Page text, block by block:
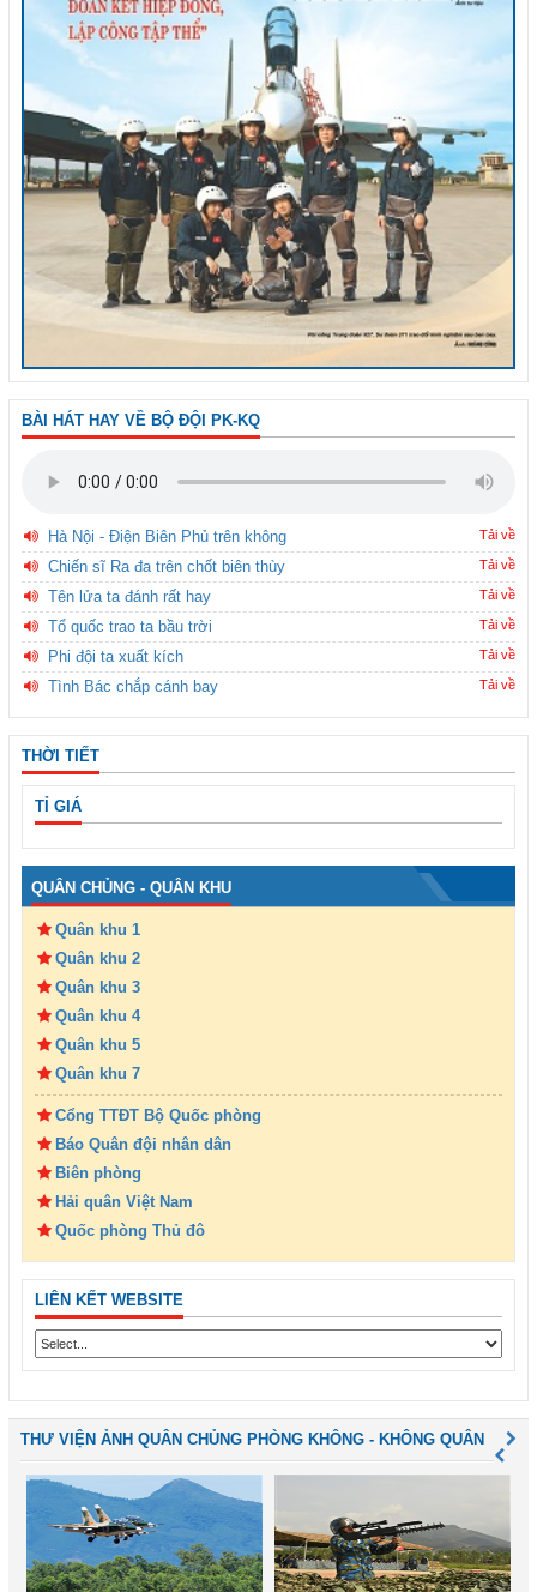
BÀI HÁT HAY VỀ BỘ ĐỘI PK-KQ
Hà Nội - Điện Biên Phủ trên không Tải về
Chiến sĩ Ra đa trên chốt biên thùy Tải về
Tên lửa ta đánh rất hay Tải về
Tổ quốc trao ta bầu trời Tải về
Phi đội ta xuất kích Tải về
Tình Bác chắp cánh bay Tải về
THỜI TIẾT
TỈ GIÁ
QUÂN CHỦNG - QUÂN KHU
Quân khu 1
Quân khu 2
Quân khu 3
Quân khu 4
Quân khu 5
Quân khu 7
Cổng TTĐT Bộ Quốc phòng
Báo Quân đội nhân dân
Biên phòng
Hải quân Việt Nam
Quốc phòng Thủ đô
LIÊN KẾT WEBSITE
THƯ VIỆN ẢNH QUÂN CHỦNG PHÒNG KHÔNG - KHÔNG QUÂN